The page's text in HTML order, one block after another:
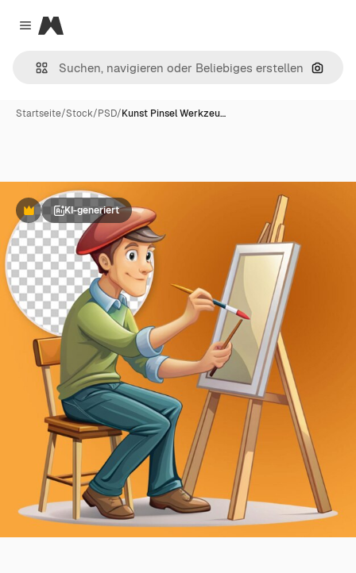
Close menu
Magnific
Nach
Startseite/Stock/PSD/Kunst Pinsel Werkzeu…
PremiumKI-generiert